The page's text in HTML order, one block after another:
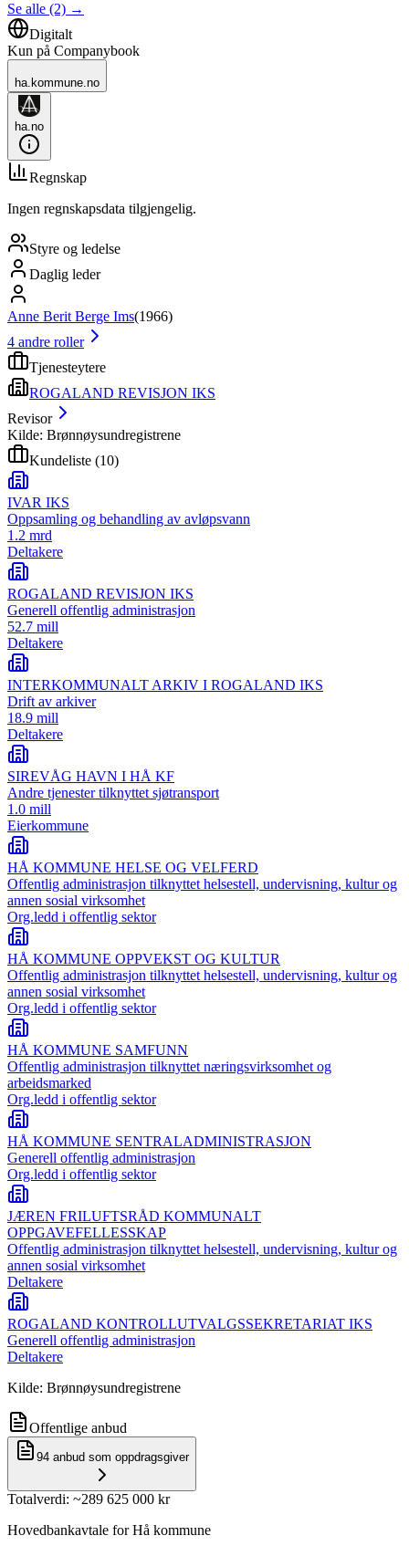
Se alle (2) →
Digitalt
Kun på Companybook
ha.kommune.no
ha.no
Regnskap
Ingen regnskapsdata tilgjengelig.
Styre og ledelse
Daglig leder
Anne Berit Berge Ims(1966)
4 andre roller
Tjenesteytere
ROGALAND REVISJON IKS
Revisor
Kilde: Brønnøysundregistrene
Kundeliste (10)
IVAR IKS
Oppsamling og behandling av avløpsvann
1.2 mrd
Deltakere
ROGALAND REVISJON IKS
Generell offentlig administrasjon
52.7 mill
Deltakere
INTERKOMMUNALT ARKIV I ROGALAND IKS
Drift av arkiver
18.9 mill
Deltakere
SIREVÅG HAVN I HÅ KF
Andre tjenester tilknyttet sjøtransport
1.0 mill
Eierkommune
HÅ KOMMUNE HELSE OG VELFERD
Offentlig administrasjon tilknyttet helsestell, undervisning, kultur og
annen sosial virksomhet
Org.ledd i offentlig sektor
HÅ KOMMUNE OPPVEKST OG KULTUR
Offentlig administrasjon tilknyttet helsestell, undervisning, kultur og
annen sosial virksomhet
Org.ledd i offentlig sektor
HÅ KOMMUNE SAMFUNN
Offentlig administrasjon tilknyttet næringsvirksomhet og
arbeidsmarked
Org.ledd i offentlig sektor
HÅ KOMMUNE SENTRALADMINISTRASJON
Generell offentlig administrasjon
Org.ledd i offentlig sektor
JÆREN FRILUFTSRÅD KOMMUNALT
OPPGAVEFELLESSKAP
Offentlig administrasjon tilknyttet helsestell, undervisning, kultur og
annen sosial virksomhet
Deltakere
ROGALAND KONTROLLUTVALGSSEKRETARIAT IKS
Generell offentlig administrasjon
Deltakere
Kilde: Brønnøysundregistrene
Offentlige anbud
94 anbud som oppdragsgiver
Totalverdi: ~289 625 000 kr
Hovedbankavtale for Hå kommune